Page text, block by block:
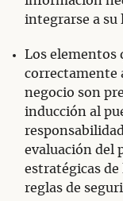
integrarse a su
Los elementos
correctamente
negocio son
inducción al
evaluación del
estratégicas
reglas de